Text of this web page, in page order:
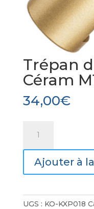
Trépan
Céram
34,00€
Trépan
diamant
Grès
M14
Ajouter à
UGS : KO-KXP018